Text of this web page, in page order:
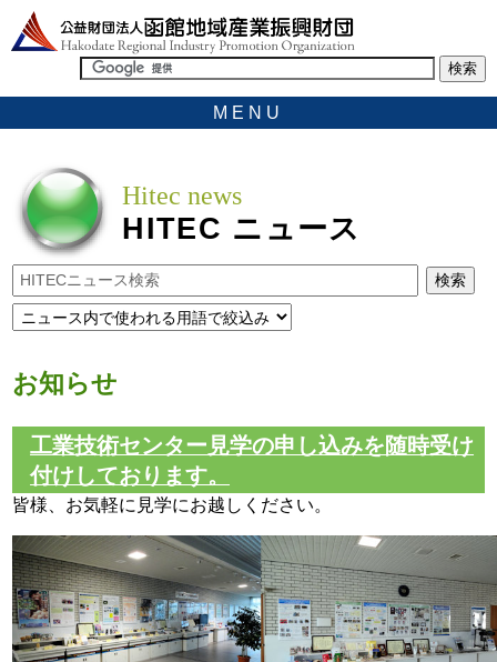
MENU
Hitec news
HITEC ニュース
お知らせ
工業技術センター見学の申し込みを随時受け
付けしております。
皆様、お気軽に見学にお越しください。